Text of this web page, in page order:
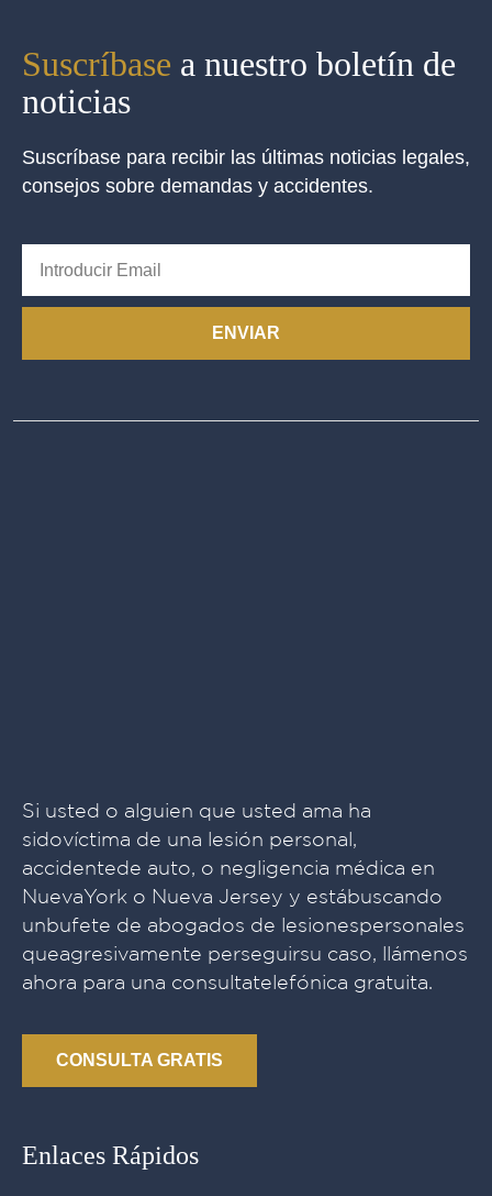
Suscríbase a nuestro boletín de
noticias
Suscríbase para recibir las últimas noticias legales,
consejos sobre demandas y accidentes.
ENVIAR
Si usted o alguien que usted ama ha
sidovíctima de una lesión personal,
accidentede auto, o negligencia médica en
NuevaYork o Nueva Jersey y estábuscando
unbufete de abogados de lesionespersonales
queagresivamente perseguirsu caso, llámenos
ahora para una consultatelefónica gratuita.
CONSULTA GRATIS
Enlaces Rápidos